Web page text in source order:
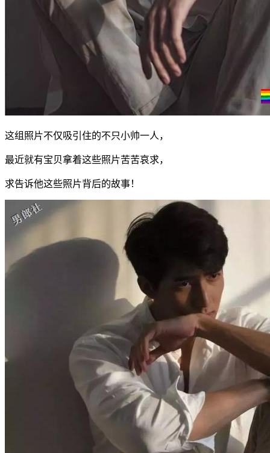
这组照片不仅吸引住的不只小帅一人，
最近就有宝贝拿着这些照片苦苦哀求，
求告诉他这些照片背后的故事！